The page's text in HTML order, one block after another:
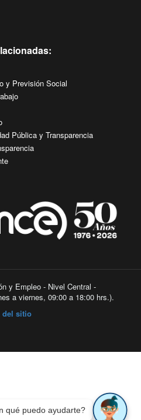
y Previsión Social
Pública y Transparencia
y Empleo - Nivel Central -
a viernes, 09:00 a 18:00 hrs.).
del sitio
qué puedo ayudarte?